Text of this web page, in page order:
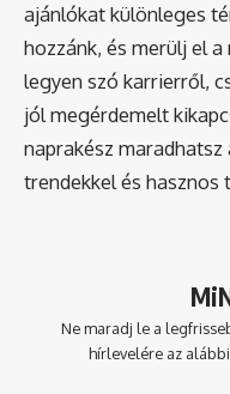
ajánlókat különleges
hozzánk, és merülj el
legyen szó karrierről,
jól megérdemelt
naprakész
trendekkel és hasznos
Ne maradj le a
hírlevelére az